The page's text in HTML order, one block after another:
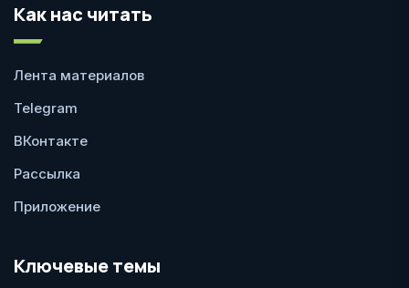
Как нас читать
Лента материалов
Telegram
ВКонтакте
Рассылка
Приложение
Ключевые темы